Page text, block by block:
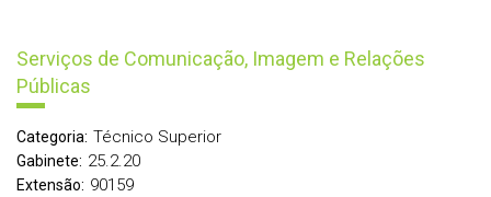
Serviços de Comunicação, Imagem e Relações
Públicas
Categoria: Técnico Superior
Gabinete: 25.2.20
Extensão: 90159